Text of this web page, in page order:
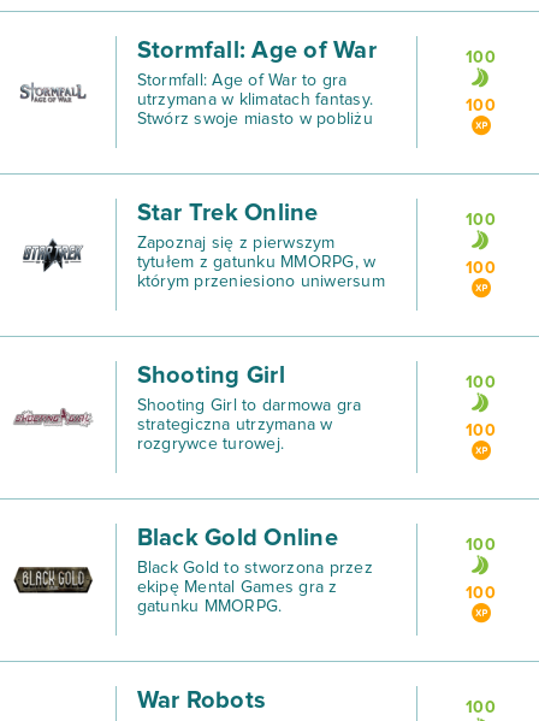
Stormfall: Age of War
Stormfall: Age of War to gra
utrzymana w klimatach fantasy.
Stwórz swoje miasto w pobliżu
stworzeniu potężnej armii, która
100
100
Star Trek Online
Zapoznaj się z pierwszym
tytułem z gatunku MMORPG, w
którym przeniesiono uniwersum
100
100
Shooting Girl
Shooting Girl to darmowa gra
strategiczna utrzymana w
rozgrywce turowej.
100
100
Black Gold Online
Black Gold to stworzona przez
ekipę Mental Games gra z
gatunku MMORPG.
100
100
War Robots 100